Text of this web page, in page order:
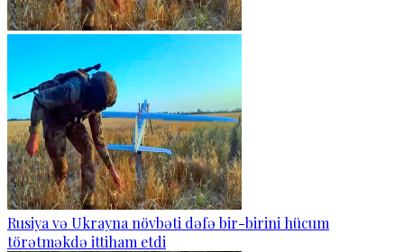
Rusiya və Ukrayna növbəti dəfə bir-birini hücum
törətməkdə ittiham etdi